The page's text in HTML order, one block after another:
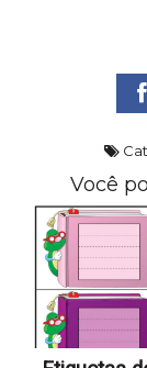
Você